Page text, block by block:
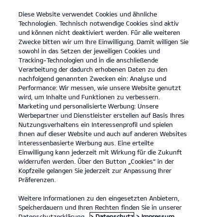
open
menu
KONTAKT
... ANLEITUNGEN
ANLEITUNGEN
Kia EV6 84-kWh-Batterie, Hinterradantrieb Air
(Strom/Reduktionsgetriebe); 168 kW (229 PS): Stromverbrauch
Klasse A. Bis zu 582 km Reichweite.
Diese Website verwendet Cookies und ähnliche
Technologien. Technisch notwendige Cookies sind aktiv
und können nicht deaktiviert werden. Für alle weiteren
Zwecke bitten wir um Ihre Einwilligung. Damit willigen Sie
sowohl in das Setzen der jeweiligen Cookies und
Tracking-Technologien und in die anschließende
Verarbeitung der dadurch erhobenen Daten zu den
nachfolgend genannten Zwecken ein: Analyse und
Performance: Wir messen, wie unsere Website genutzt
wird, um Inhalte und Funktionen zu verbessern.
Marketing und personalisierte Werbung: Unsere
Werbepartner und Dienstleister erstellen auf Basis Ihres
Nutzungsverhaltens ein Interessenprofil und spielen
Ihnen auf dieser Website und auch auf anderen Websites
interessenbasierte Werbung aus. Eine erteilte
Einwilligung kann jederzeit mit Wirkung für die Zukunft
widerrufen werden. Über den Button „Cookies“ in der
Kopfzeile gelangen Sie jederzeit zur Anpassung Ihrer
Präferenzen.
Weitere Informationen zu den eingesetzten Anbietern,
Speicherdauern und Ihren Rechten finden Sie in unserer